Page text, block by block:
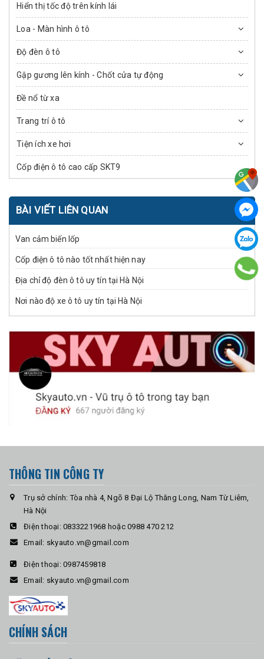
Hiển thị tốc độ trên kính lái
Loa - Màn hình ô tô
Độ đèn ô tô
Gập gương lên kính - Chốt cửa tự động
Đề nổ từ xa
Trang trí ô tô
Tiện ích xe hơi
Cốp điện ô tô cao cấp SKT9
BÀI VIẾT LIÊN QUAN
Van cảm biến lốp
Cốp điện ô tô nào tốt nhất hiện nay
Địa chỉ độ đèn ô tô uy tín tại Hà Nội
Nơi nào độ xe ô tô uy tín tại Hà Nội
THÔNG TIN CÔNG TY
Trụ sở chính: Tòa nhà 4, Ngõ 8 Đại Lộ Thăng Long, Nam Từ Liêm,
Hà Nội
Điện thoại: 0833221968 hoặc 0988 470 212
Email: skyauto.vn@gmail.com
Điện thoại: 0987459818
Email: skyauto.vn@gmail.com
CHÍNH SÁCH